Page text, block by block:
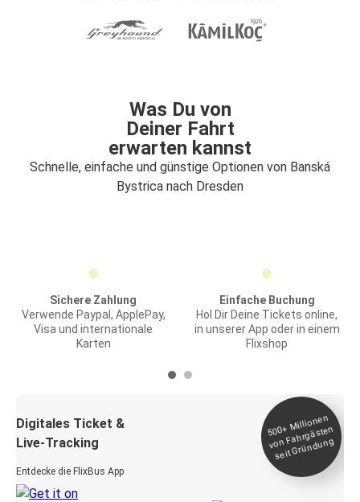
Was Du von
Deiner Fahrt
erwarten kannst
Schnelle, einfache und günstige Optionen von Banská
Bystrica nach Dresden
Sichere Zahlung
Verwende Paypal, ApplePay,
Visa und internationale
Karten
Einfache Buchung
Hol Dir Deine Tickets online,
in unserer App oder in einem
Flixshop
Digitales Ticket &
Live-Tracking
Entdecke die FlixBus App
500+
Millionen
von Fahrgästen
seit
Gründung